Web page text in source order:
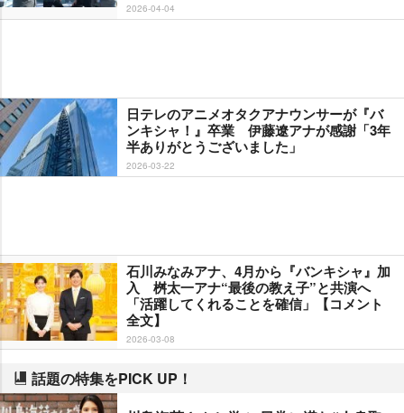
2026-04-04
日テレのアニメオタクアナウンサーが『バ
ンキシャ！』卒業 伊藤遼アナが感謝「3年
半ありがとうございました」
2026-03-22
石川みなみアナ、4月から『バンキシャ』加
入 桝太一アナ“最後の教え子”と共演へ
「活躍してくれることを確信」【コメント
全文】
2026-03-08
話題の特集をPICK UP！